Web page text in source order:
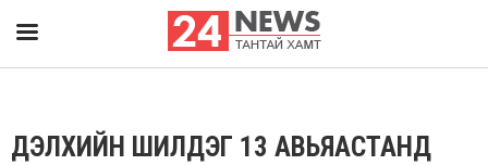
ДЭЛХИЙН ШИЛДЭГ 13 АВЬЯАСТАНД